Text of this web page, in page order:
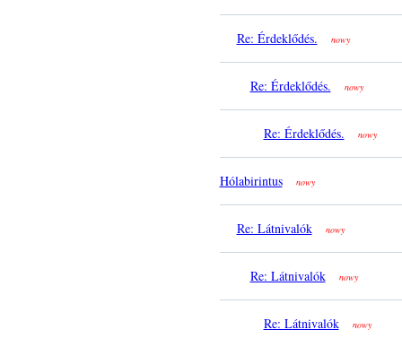
Re: Érdeklődés. nowy
Re: Érdeklődés. nowy
Re: Érdeklődés. nowy
Hólabirintus nowy
Re: Látnivalók nowy
Re: Látnivalók nowy
Re: Látnivalók nowy